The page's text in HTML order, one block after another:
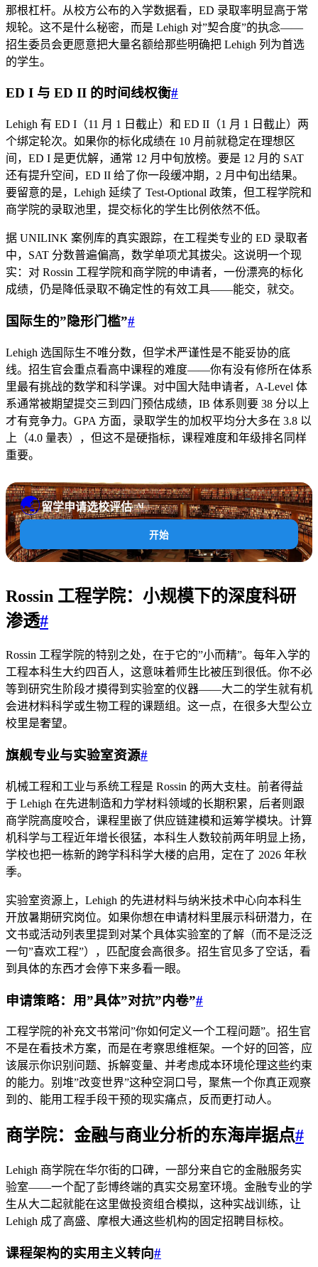
那根杠杆。从校方公布的入学数据看，ED 录取率明显高于常
规轮。这不是什么秘密，而是 Lehigh 对”契合度”的执念——
招生委员会更愿意把大量名额给那些明确把 Lehigh 列为首选
的学生。
ED I 与 ED II 的时间线权衡#
Lehigh 有 ED I（11 月 1 日截止）和 ED II（1 月 1 日截止）两
个绑定轮次。如果你的标化成绩在 10 月前就稳定在理想区
间，ED I 是更优解，通常 12 月中旬放榜。要是 12 月的 SAT
还有提升空间，ED II 给了你一段缓冲期，2 月中旬出结果。
要留意的是，Lehigh 延续了 Test-Optional 政策，但工程学院和
商学院的录取池里，提交标化的学生比例依然不低。
据 UNILINK 案例库的真实跟踪，在工程类专业的 ED 录取者
中，SAT 分数普遍偏高，数学单项尤其拔尖。这说明一个现
实：对 Rossin 工程学院和商学院的申请者，一份漂亮的标化
成绩，仍是降低录取不确定性的有效工具——能交，就交。
国际生的”隐形门槛”#
Lehigh 选国际生不唯分数，但学术严谨性是不能妥协的底
线。招生官会重点看高中课程的难度——你有没有修所在体系
里最有挑战的数学和科学课。对中国大陆申请者，A-Level 体
系通常被期望提交三到四门预估成绩，IB 体系则要 38 分以上
才有竞争力。GPA 方面，录取学生的加权平均分大多在 3.8 以
上（4.0 量表），但这不是硬指标，课程难度和年级排名同样
重要。
🌏留学申请选校评估 AI
开始
Rossin 工程学院：小规模下的深度科研
渗透#
Rossin 工程学院的特别之处，在于它的”小而精”。每年入学的
工程本科生大约四百人，这意味着师生比被压到很低。你不必
等到研究生阶段才摸得到实验室的仪器——大二的学生就有机
会进材料科学或生物工程的课题组。这一点，在很多大型公立
校里是奢望。
旗舰专业与实验室资源#
机械工程和工业与系统工程是 Rossin 的两大支柱。前者得益
于 Lehigh 在先进制造和力学材料领域的长期积累，后者则跟
商学院高度咬合，课程里嵌了供应链建模和运筹学模块。计算
机科学与工程近年增长很猛，本科生人数较前两年明显上扬，
学校也把一栋新的跨学科科学大楼的启用，定在了 2026 年秋
季。
实验室资源上，Lehigh 的先进材料与纳米技术中心向本科生
开放暑期研究岗位。如果你想在申请材料里展示科研潜力，在
文书或活动列表里提到对某个具体实验室的了解（而不是泛泛
一句”喜欢工程”），匹配度会高很多。招生官见多了空话，看
到具体的东西才会停下来多看一眼。
申请策略：用”具体”对抗”内卷”#
工程学院的补充文书常问”你如何定义一个工程问题”。招生官
不是在看技术方案，而是在考察思维框架。一个好的回答，应
该展示你识别问题、拆解变量、并考虑成本环境伦理这些约束
的能力。别堆”改变世界”这种空洞口号，聚焦一个你真正观察
到的、能用工程手段干预的现实痛点，反而更打动人。
商学院：金融与商业分析的东海岸据点#
Lehigh 商学院在华尔街的口碑，一部分来自它的金融服务实
验室——一个配了彭博终端的真实交易室环境。金融专业的学
生从大二起就能在这里做投资组合模拟，这种实战训练，让
Lehigh 成了高盛、摩根大通这些机构的固定招聘目标校。
课程架构的实用主义转向#